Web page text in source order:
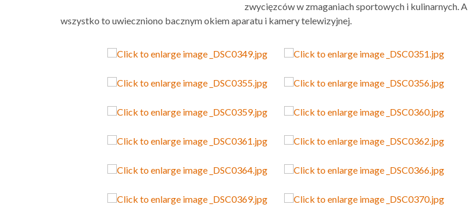
zwycięzców w zmaganiach sportowych i kulinarnych. A
wszystko to uwieczniono bacznym okiem aparatu i kamery telewizyjnej.